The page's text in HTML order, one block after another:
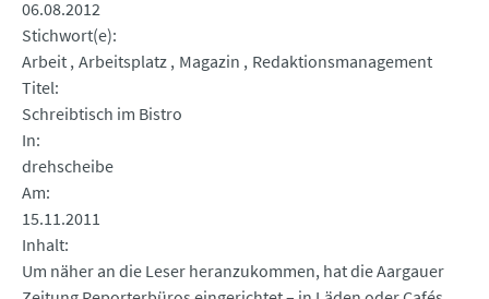
06.08.2012
Stichwort(e)
Arbeit Arbeitsplatz Magazin
Redaktionsmanagement
Titel
Schreibtisch im Bistro
In
drehscheibe
Am
15.11.2011
Inhalt
Um näher an die Leser heranzukommen, hat die Aargauer